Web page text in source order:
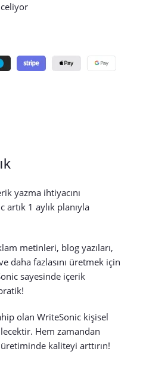
yazma ihtiyacını
artık 1 aylık planıyla
metinleri, blog yazıları,
daha fazlasını üretmek için
sayesinde içerik
olan WriteSonic kişisel
Hem zamandan
kaliteyi arttırın!